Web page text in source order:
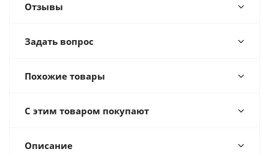
Отзывы
Задать вопрос
Похожие товары
С этим товаром покупают
Описание